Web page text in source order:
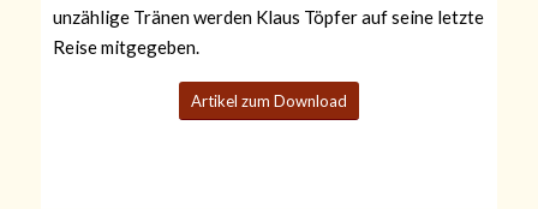
unzählige Tränen werden Klaus Töpfer auf seine letzte
Reise mitgegeben.
Artikel zum Download